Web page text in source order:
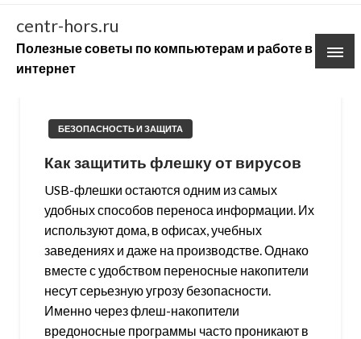
Skip
content
centr-hors.ru
Полезные советы по компьютерам и работе в
интернет
БЕЗОПАСНОСТЬ И ЗАЩИТА
Как защитить флешку от вирусов
USB-флешки остаются одним из самых
удобных способов переноса информации. Их
используют дома, в офисах, учебных
заведениях и даже на производстве. Однако
вместе с удобством переносные накопители
несут серьезную угрозу безопасности.
Именно через флеш-накопители
вредоносные программы часто проникают в